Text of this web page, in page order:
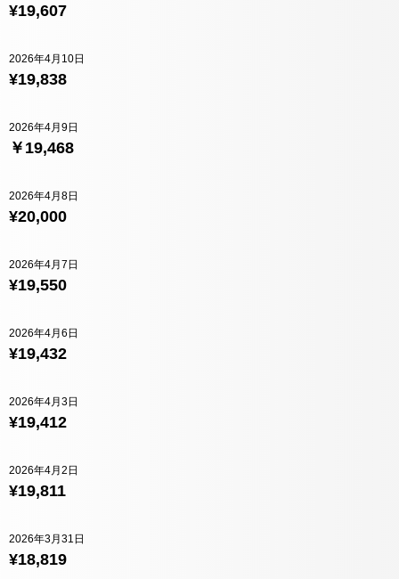
¥19,607
¥19,838
2026年4月10日
￥19,468
2026年4月9日
¥20,000
2026年4月8日
¥19,550
2026年4月7日
¥19,432
2026年4月6日
¥19,412
2026年4月3日
¥19,811
2026年4月2日
¥18,819
2026年3月31日